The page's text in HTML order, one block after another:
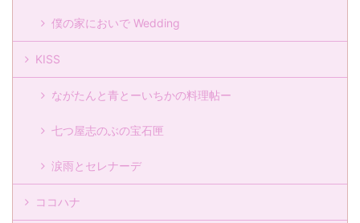
僕の家においで Wedding
KISS
ながたんと青とーいちかの料理帖ー
七つ屋志のぶの宝石匣
涙雨とセレナーデ
ココハナ